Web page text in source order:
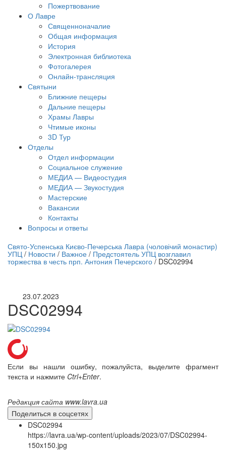
Пожертвование
О Лавре
Священноначалие
Общая информация
История
Электронная библиотека
Фотогалерея
Онлайн-трансляция
Святыни
Ближние пещеры
Дальние пещеры
Храмы Лавры
Чтимые иконы
3D Тур
Отделы
Отдел информации
Социальное служение
МЕДИА — Видеостудия
МЕДИА — Звукостудия
Мастерские
Вакансии
Контакты
Вопросы и ответы
трансляция | 12 сентября
трансляции
Свято-Успенська Києво-Печерська Лавра (чоловічий монастир)
УПЦ / Новости / Важное / Предстоятель УПЦ возглавил
торжества в честь прп. Антония Печерского / DSC02994
23.07.2023
DSC02994
Если вы нашли ошибку, пожалуйста, выделите фрагмент
текста и нажмите Ctrl+Enter.
Редакция сайта www.lavra.ua
Поделиться в соцсетях
DSC02994
https://lavra.ua/wp-content/uploads/2023/07/DSC02994-
150x150.jpg